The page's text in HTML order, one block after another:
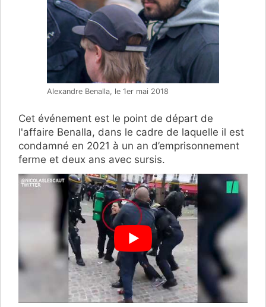
Alexandre Benalla, le 1er mai 2018
Cet événement est le point de départ de
l'affaire Benalla, dans le cadre de laquelle il est
condamné en 2021 à un an d’emprisonnement
ferme et deux ans avec sursis.